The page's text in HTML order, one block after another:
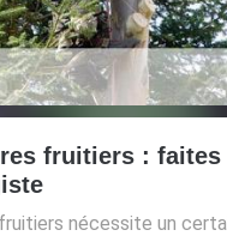
fruitiers :
fruitiers nécessite un